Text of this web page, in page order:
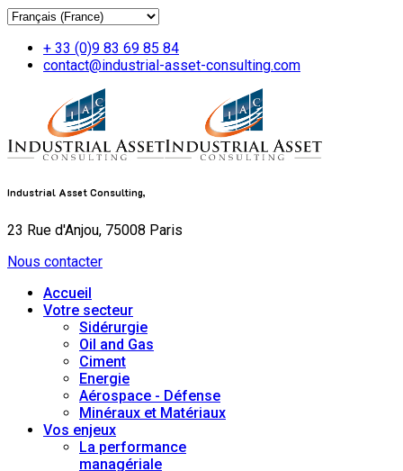
+ 33 (0)9 83 69 85 84
contact@industrial-asset-consulting.com
Industrial Asset Consulting,
23 Rue d'Anjou, 75008 Paris
Nous contacter
Accueil
Votre secteur
Sidérurgie
Oil and Gas
Ciment
Energie
Aérospace - Défense
Minéraux et Matériaux
Vos enjeux
La performance
managériale